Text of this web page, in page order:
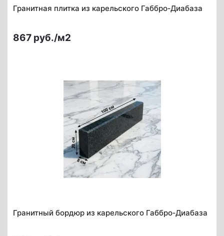
Гранитная плитка из карельского Габбро‑Диабаза
867 руб./м2
Гранитный бордюр из карельского Габбро‑Диабаза